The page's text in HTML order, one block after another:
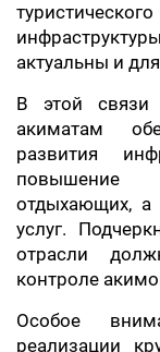
актуальны и
В этой связи
акиматам
развития
повышение
отдыхающих, а
услуг.
отрасли
контроле
Особое
реализации